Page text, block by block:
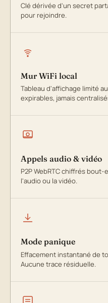
Clé dérivée d'un secret
pour rejoindre.
Mur WiFi local
Tableau d'affichage limité
expirables, jamais
Appels audio & vidéo
P2P WebRTC chiffrés
l'audio ou la vidéo.
Mode panique
Effacement instantané de
Aucune trace résiduelle.